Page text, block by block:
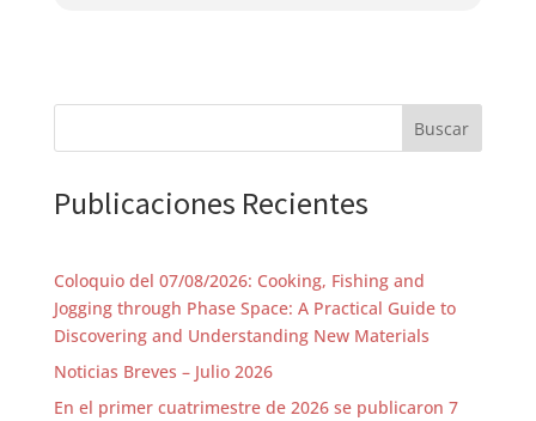
Buscar
Publicaciones Recientes
Coloquio del 07/08/2026: Cooking, Fishing and
Jogging through Phase Space: A Practical Guide to
Discovering and Understanding New Materials
Noticias Breves – Julio 2026
En el primer cuatrimestre de 2026 se publicaron 7